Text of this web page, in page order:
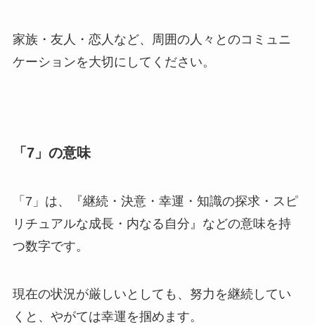
家族・友人・恋人など、周囲の人々とのコミュニ
ケーションを大切にしてください。
「7」の意味
「7」は、『継続・決意・幸運・知識の探求・スピ
リチュアルな成長・内なる自分』などの意味を持
つ数字です。
現在の状況が厳しいとしても、努力を継続してい
くと、やがては幸運を掴めます。